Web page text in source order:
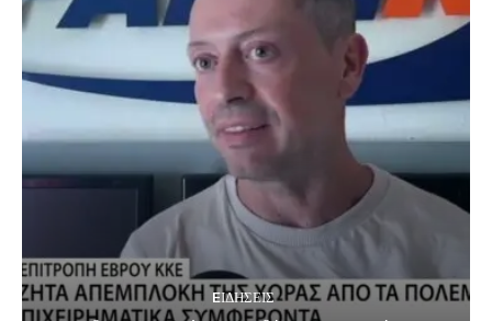
EΙΔΗΣΕΙΣ